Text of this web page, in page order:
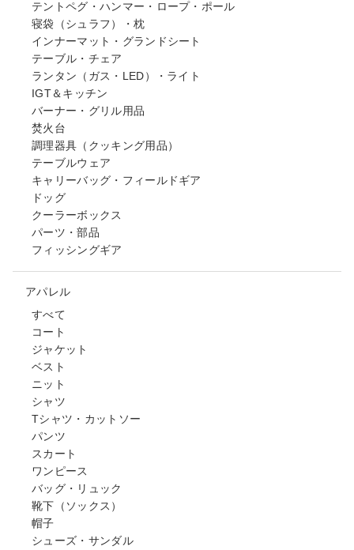
テントペグ・ハンマー・ロープ・ポール
寝袋（シュラフ）・枕
インナーマット・グランドシート
テーブル・チェア
ランタン（ガス・LED）・ライト
IGT＆キッチン
バーナー・グリル用品
焚火台
調理器具（クッキング用品）
テーブルウェア
キャリーバッグ・フィールドギア
ドッグ
クーラーボックス
パーツ・部品
フィッシングギア
アパレル
すべて
コート
ジャケット
ベスト
ニット
シャツ
Tシャツ・カットソー
パンツ
スカート
ワンピース
バッグ・リュック
靴下（ソックス）
帽子
シューズ・サンダル